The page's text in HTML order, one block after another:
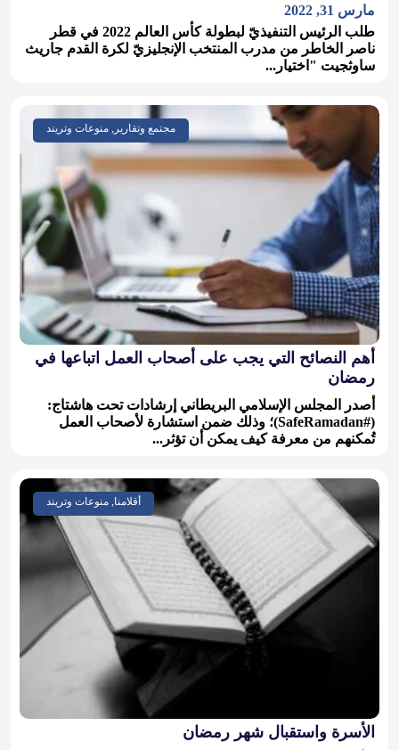
مارس 31, 2022
طلب الرئيس التنفيذيّ لبطولة كأس العالم 2022 في قطر
ناصر الخاطر من مدرب المنتخب الإنجليزيّ لكرة القدم جاريث
ساوثجيت "اختيار...
مجتمع وتقارير, منوعات وتريند
أهم النصائح التي يجب على أصحاب العمل اتباعها في
رمضان
أصدر المجلس الإسلامي البريطاني إرشادات تحت هاشتاج:
(#SafeRamadan)؛ وذلك ضمن استشارة لأصحاب العمل
تُمكنهم من معرفة كيف يمكن أن تؤثر...
أقلامنا, منوعات وتريند
الأسرة واستقبال شهر رمضان